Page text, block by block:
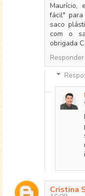
Maurício,
fácil"
saco
com o
obrigada
Responder
Cristina